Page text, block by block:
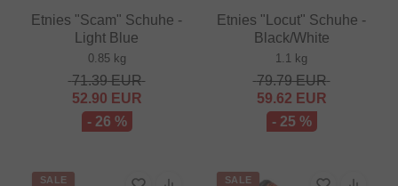
Etnies "Scam" Schuhe -
Light Blue
0.85 kg
71.39EUR
52.90 EUR
- 26 %
Etnies "Locut" Schuhe -
Black/White
1.1 kg
79.79EUR
59.62 EUR
- 25 %
SALE SALE